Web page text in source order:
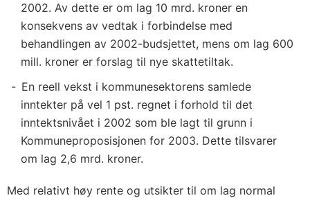
2002. Av dette er om lag 10 mrd. kroner en
konsekvens av vedtak i forbindelse med
behandlingen av 2002-budsjettet, mens om lag 600
mill. kroner er forslag til nye skattetiltak.
En reell vekst i kommunesektorens samlede
inntekter på vel 1 pst. regnet i forhold til det
inntektsnivået i 2002 som ble lagt til grunn i
Kommuneproposisjonen for 2003. Dette tilsvarer
om lag 2,6 mrd. kroner.
Med relativt høy rente og utsikter til om lag normal